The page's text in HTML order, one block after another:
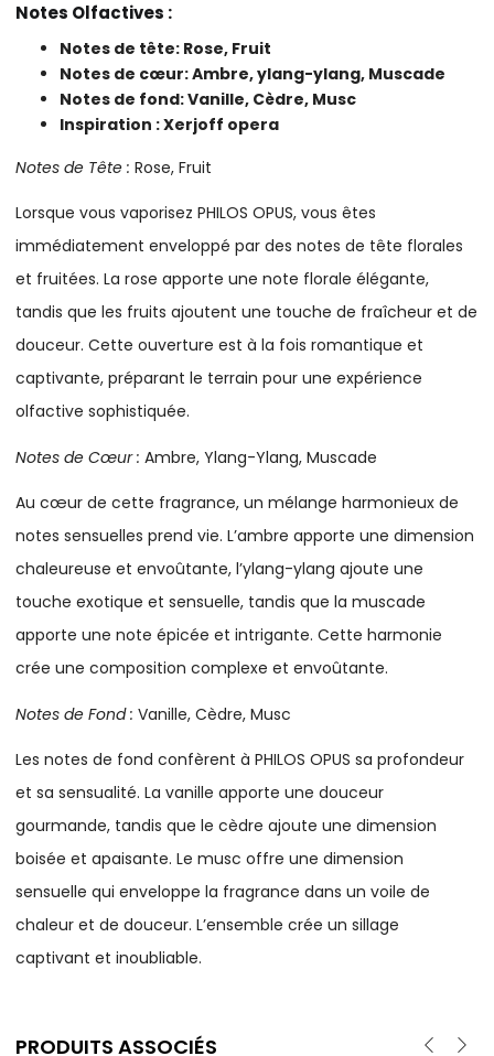
Notes Olfactives :
Notes de tête: Rose, Fruit
Notes de cœur: Ambre, ylang-ylang, Muscade
Notes de fond: Vanille, Cèdre, Musc
Inspiration : Xerjoff opera
Notes de Tête : Rose, Fruit
Lorsque vous vaporisez PHILOS OPUS, vous êtes
immédiatement enveloppé par des notes de tête florales
et fruitées. La rose apporte une note florale élégante,
tandis que les fruits ajoutent une touche de fraîcheur et de
douceur. Cette ouverture est à la fois romantique et
captivante, préparant le terrain pour une expérience
olfactive sophistiquée.
Notes de Cœur : Ambre, Ylang-Ylang, Muscade
Au cœur de cette fragrance, un mélange harmonieux de
notes sensuelles prend vie. L’ambre apporte une dimension
chaleureuse et envoûtante, l’ylang-ylang ajoute une
touche exotique et sensuelle, tandis que la muscade
apporte une note épicée et intrigante. Cette harmonie
crée une composition complexe et envoûtante.
Notes de Fond : Vanille, Cèdre, Musc
Les notes de fond confèrent à PHILOS OPUS sa profondeur
et sa sensualité. La vanille apporte une douceur
gourmande, tandis que le cèdre ajoute une dimension
boisée et apaisante. Le musc offre une dimension
sensuelle qui enveloppe la fragrance dans un voile de
chaleur et de douceur. L’ensemble crée un sillage
captivant et inoubliable.
PRODUITS ASSOCIÉS